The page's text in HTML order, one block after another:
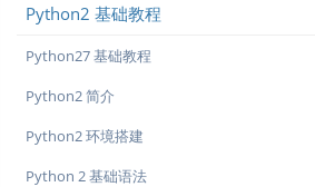
Python2 基础教程
Python27 基础教程
Python2 简介
Python2 环境搭建
Python 2 基础语法